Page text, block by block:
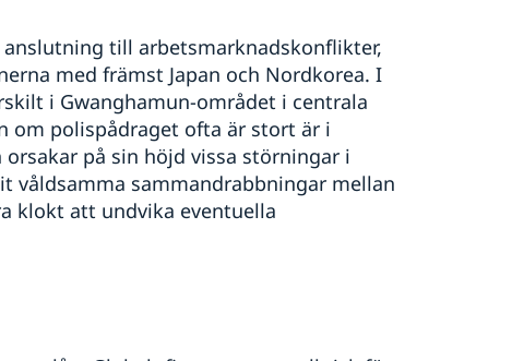
till arbetsmarknadskonflikter,
med främst Japan och Nordkorea. I
i Gwanghamun-området i centrala
om polispådraget ofta är stort är i
på sin höjd vissa störningar i
våldsamma sammandrabbningar mellan
klokt att undvika eventuella